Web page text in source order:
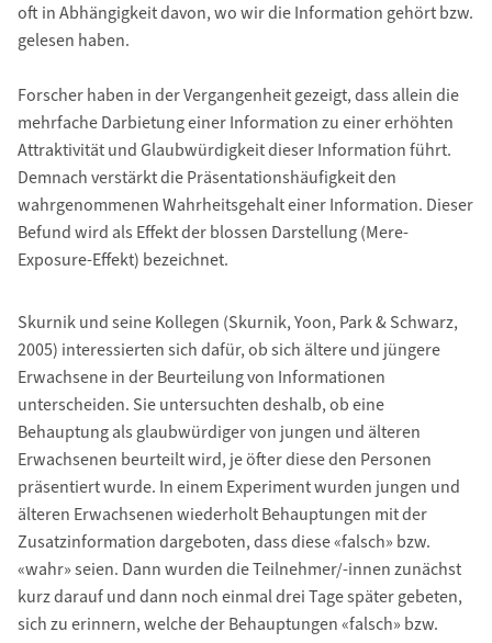
oft in Abhängigkeit davon, wo wir die Information gehört bzw.
gelesen haben.
Forscher haben in der Vergangenheit gezeigt, dass allein die
mehrfache Darbietung einer Information zu einer erhöhten
Attraktivität und Glaubwürdigkeit dieser Information führt.
Demnach verstärkt die Präsentationshäufigkeit den
wahrgenommenen Wahrheitsgehalt einer Information. Dieser
Befund wird als Effekt der blossen Darstellung (Mere-
Exposure-Effekt) bezeichnet.
Skurnik und seine Kollegen (Skurnik, Yoon, Park & Schwarz,
2005) interessierten sich dafür, ob sich ältere und jüngere
Erwachsene in der Beurteilung von Informationen
unterscheiden. Sie untersuchten deshalb, ob eine
Behauptung als glaubwürdiger von jungen und älteren
Erwachsenen beurteilt wird, je öfter diese den Personen
präsentiert wurde. In einem Experiment wurden jungen und
älteren Erwachsenen wiederholt Behauptungen mit der
Zusatzinformation dargeboten, dass diese «falsch» bzw.
«wahr» seien. Dann wurden die Teilnehmer/-innen zunächst
kurz darauf und dann noch einmal drei Tage später gebeten,
sich zu erinnern, welche der Behauptungen «falsch» bzw.